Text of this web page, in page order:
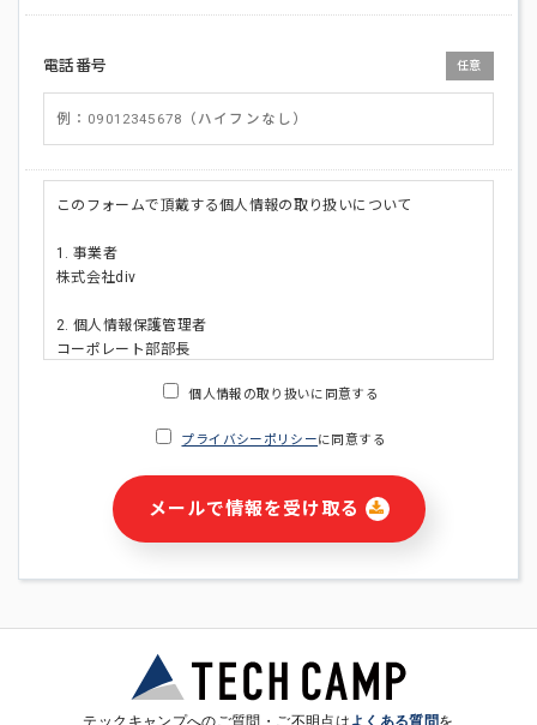
電話番号 任意
このフォームで頂戴する個人情報の取り扱いについて
1. 事業者
株式会社div
2. 個人情報保護管理者
コーポレート部部長
・ご請求された資料の送付のため
・本サービス及び本サービスに関連する情報(当社及び第三者の
サービス又は商品等の広告配信・宣伝を含みますが、それらに
・個人(法人の場合は担当者)を識別できない形式に加工した統
計情報の作成および利用
個人情報の取り扱いに同意する
プライバシーポリシーに同意する
メールで情報を受け取る
テックキャンプへのご質問・ご不明点はよくある質問を